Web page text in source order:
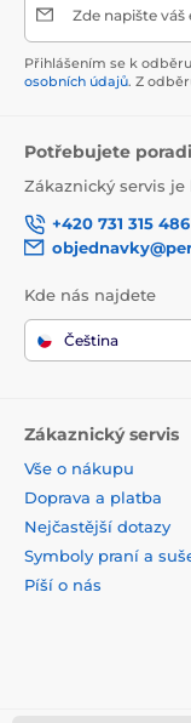
Zde napište váš
Přihlášením se k
osobních údajů. Z
Potřebujete
Zákaznický servis je
+420 731 315 486
Kde nás najdete
Čeština
Zákaznický servis
Vše o nákupu
Doprava a platba
Nejčastější dotazy
Symboly praní a
Píší o nás